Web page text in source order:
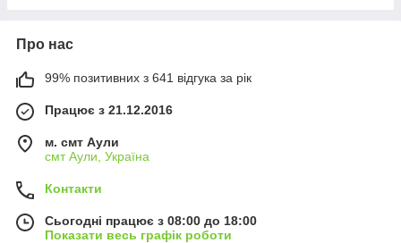
Про нас
99% позитивних з 641 відгука за рік
Працює з 21.12.2016
м. смт Аули
смт Аули, Україна
Контакти
Сьогодні працює з 08:00 до 18:00
Показати весь графік роботи